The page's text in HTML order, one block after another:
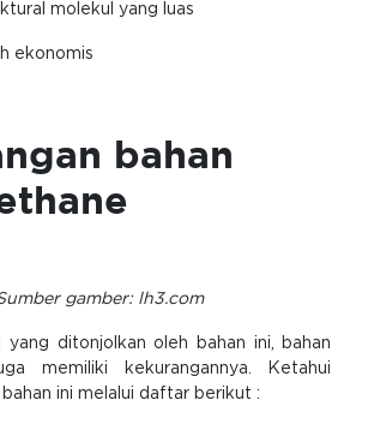
molekul yang luas
ekonomis
bahan
gamber: lh3.com
yang ditonjolkan oleh bahan ini, bahan
memiliki kekurangannya. Ketahui
ini melalui daftar berikut :